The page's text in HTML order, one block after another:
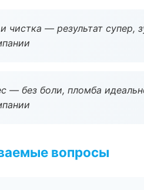
чистка — результат супер,
— без боли, пломба
вопросы